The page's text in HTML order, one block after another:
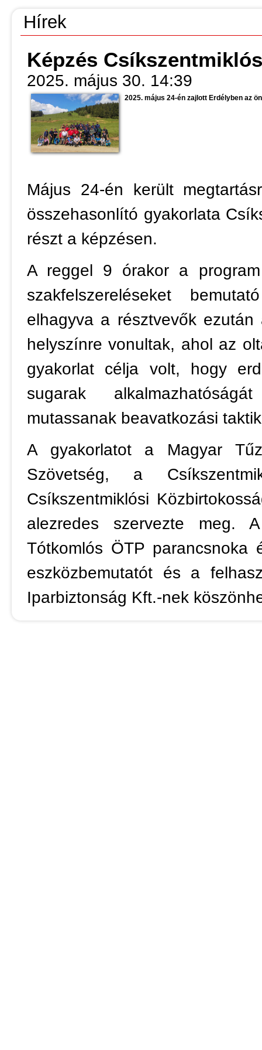
Hírek
Képzés
2025. május 30. 14:39
2025. május 24-én zajlott Erdélyben az
Május 24-én került
összehasonlító gyakorlata
részt a képzésen.
A reggel 9 órakor a
szakfelszereléseket
elhagyva a résztvevők
helyszínre vonultak, ahol az
gyakorlat célja volt, hogy
sugarak
mutassanak beavatkozási
A gyakorlatot a Magyar
Szövetség, a
Csíkszentmiklósi
alezredes szervezte meg.
Tótkomlós ÖTP
eszközbemutatót és a
Iparbiztonság Kft.-nek